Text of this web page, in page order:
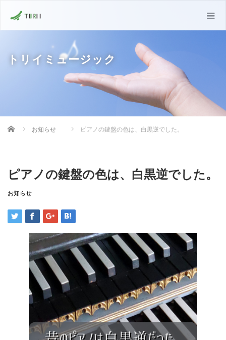
トリイミュージック
Home お知らせ ピアノの鍵盤の色は、白黒逆でした。
ピアノの鍵盤の色は、白黒逆でした。
お知らせ